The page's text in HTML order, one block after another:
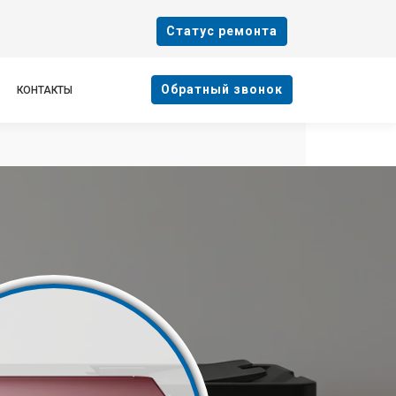
Cтатус ремонта
КОНТАКТЫ Oбратный звонок